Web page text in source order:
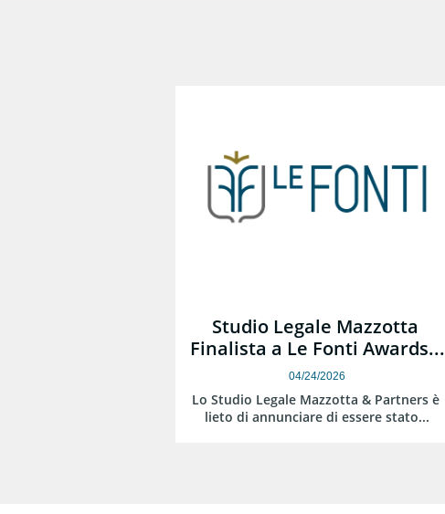
Lo Studio Legale Mazzotta & Partners è
lieto di annunciare di essere stato...
04/24/2026
Studio Legale Mazzotta
Finalista a Le Fonti Awards...